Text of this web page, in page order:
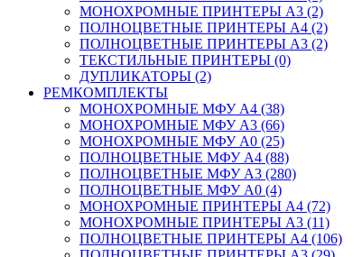
МОНОХРОМНЫЕ ПРИНТЕРЫ А3 (2)
ПОЛНОЦВЕТНЫЕ ПРИНТЕРЫ А4 (2)
ПОЛНОЦВЕТНЫЕ ПРИНТЕРЫ А3 (2)
ТЕКСТИЛЬНЫЕ ПРИНТЕРЫ (0)
ДУПЛИКАТОРЫ (2)
РЕМКОМПЛЕКТЫ
МОНОХРОМНЫЕ МФУ А4 (38)
МОНОХРОМНЫЕ МФУ А3 (66)
МОНОХРОМНЫЕ МФУ А0 (25)
ПОЛНОЦВЕТНЫЕ МФУ А4 (88)
ПОЛНОЦВЕТНЫЕ МФУ А3 (280)
ПОЛНОЦВЕТНЫЕ МФУ А0 (4)
МОНОХРОМНЫЕ ПРИНТЕРЫ А4 (72)
МОНОХРОМНЫЕ ПРИНТЕРЫ А3 (11)
ПОЛНОЦВЕТНЫЕ ПРИНТЕРЫ А4 (106)